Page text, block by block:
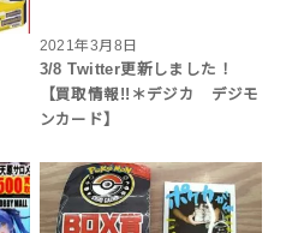
2021年3月8日
3/8 Twitter更新しました！
【買取情報!!＊デジカ デジモ
ンカード】